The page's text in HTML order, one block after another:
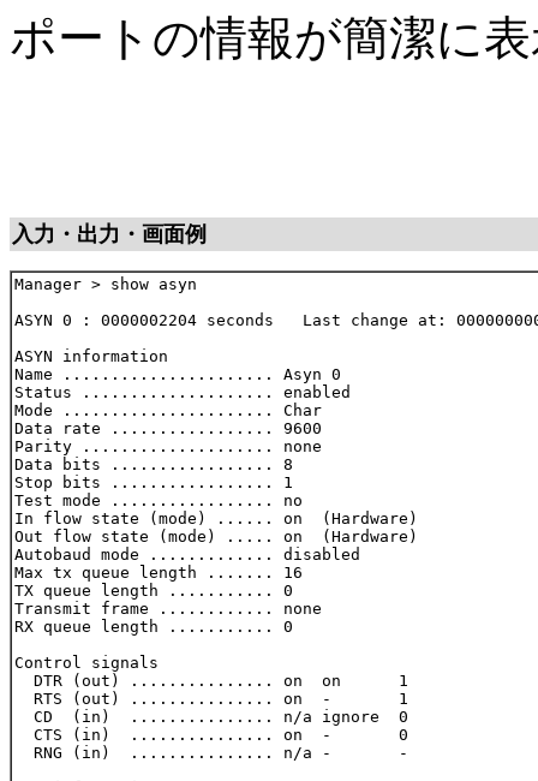
ポートの情報が簡潔に
入力・出力・画面例
Manager > show asyn
ASYN 0 : 0000002204 seconds   Last change at:
ASYN information
Name ...................... Asyn 0
Status .................... enabled
Mode ...................... Char
Data rate ................. 9600
Parity .................... none
Data bits ................. 8
Stop bits ................. 1
Test mode ................. no
In flow state (mode) ...... on  (Hardware)
Out flow state (mode) ..... on  (Hardware)
Autobaud mode ............. disabled
Max tx queue length ....... 16
TX queue length ........... 0
Transmit frame ............ none
RX queue length ........... 0
Control signals
  DTR (out) ............... on  on      1
  RTS (out) ............... on  -       1
  CD  (in)  ............... n/a ignore  0
  CTS (in)  ............... on  -       0
  RNG (in)  ............... n/a -       -